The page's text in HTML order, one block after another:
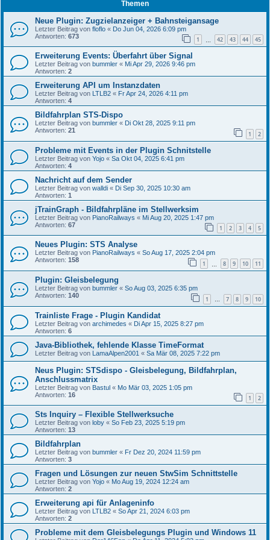
Themen
Neue Plugin: Zugzielanzeiger + Bahnsteigansage
Letzter Beitrag von floflo « Do Jun 04, 2026 6:09 pm
Antworten: 673 1 42 43 44 45
Erweiterung Events: Überfahrt über Signal
Letzter Beitrag von bummler « Mi Apr 29, 2026 9:46 pm
Antworten: 2
Erweiterung API um Instanzdaten
Letzter Beitrag von LTLB2 « Fr Apr 24, 2026 4:11 pm
Antworten: 4
Bildfahrplan STS-Dispo
Letzter Beitrag von bummler « Di Okt 28, 2025 9:11 pm
Antworten: 21 1 2
Probleme mit Events in der Plugin Schnitstelle
Letzter Beitrag von Yojo « Sa Okt 04, 2025 6:41 pm
Antworten: 4
Nachricht auf dem Sender
Letzter Beitrag von walldi « Di Sep 30, 2025 10:30 am
Antworten: 1
jTrainGraph - Bildfahrpläne im Stellwerksim
Letzter Beitrag von PianoRailways « Mi Aug 20, 2025 1:47 pm
Antworten: 67 1 2 3 4 5
Neues Plugin: STS Analyse
Letzter Beitrag von PianoRailways « So Aug 17, 2025 2:04 pm
Antworten: 158 1 8 9 10 11
Plugin: Gleisbelegung
Letzter Beitrag von bummler « So Aug 03, 2025 6:35 pm
Antworten: 140 1 … 7 8 9 10
Trainliste Frage - Plugin Kandidat
Letzter Beitrag von archimedes « Di Apr 15, 2025 8:27 pm
Antworten: 6
Java-Bibliothek, fehlende Klasse TimeFormat
Letzter Beitrag von LamaAlpen2001 « Sa Mär 08, 2025 7:22 pm
Neus Plugin: STSdispo - Gleisbelegung, Bildfahrplan,
Anschlussmatrix
Letzter Beitrag von Bastul « Mo Mär 03, 2025 1:05 pm
Antworten: 16 1 2
Sts Inquiry – Flexible Stellwerksuche
Letzter Beitrag von loby « So Feb 23, 2025 5:19 pm
Antworten: 13
Bildfahrplan
Letzter Beitrag von bummler « Fr Dez 20, 2024 11:59 pm
Antworten: 3
Fragen und Lösungen zur neuen StwSim Schnittstelle
Letzter Beitrag von Yojo « Mo Aug 19, 2024 12:24 am
Antworten: 2
Erweiterung api für Anlageninfo
Letzter Beitrag von LTLB2 « So Apr 21, 2024 6:03 pm
Antworten: 2
Probleme mit dem Gleisbelegungs Plugin und Windows 11